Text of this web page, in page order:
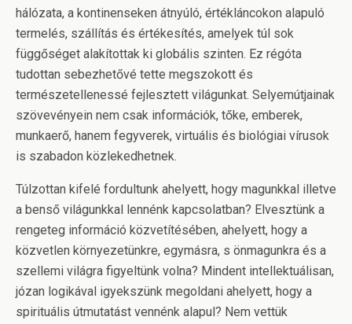
hálózata, a kontinenseken átnyúló, értékláncokon alapuló
termelés, szállítás és értékesítés, amelyek túl sok
függőséget alakítottak ki globális szinten. Ez régóta
tudottan sebezhetővé tette megszokott és
természetellenessé fejlesztett világunkat. Selyemútjainak
szövevényein nem csak információk, tőke, emberek,
munkaerő, hanem fegyverek, virtuális és biológiai vírusok
is szabadon közlekedhetnek.
Túlzottan kifelé fordultunk ahelyett, hogy magunkkal illetve
a benső világunkkal lennénk kapcsolatban? Elvesztünk a
rengeteg információ közvetítésében, ahelyett, hogy a
közvetlen környezetünkre, egymásra, s önmagunkra és a
szellemi világra figyeltünk volna? Mindent intellektuálisan,
józan logikával igyekszünk megoldani ahelyett, hogy a
spirituális útmutatást vennénk alapul? Nem vettük